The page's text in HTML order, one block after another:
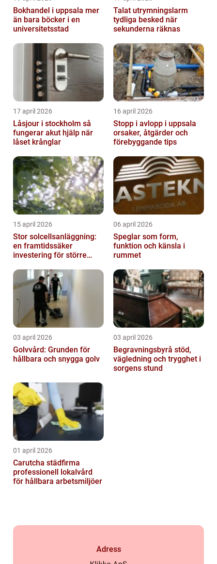
Bokhandel i uppsala mer
än bara böcker i en
universitetsstad
Talat utrymningslarm
tydliga besked när
sekunderna räknas
17 april 2026
Låsjour i stockholm så
fungerar akut hjälp när
låset krånglar
16 april 2026
Stopp i avlopp i uppsala
orsaker, åtgärder och
förebyggande tips
15 april 2026
Stor solcellsanläggning:
en framtidssäker
investering för större
06 april 2026
Speglar som form,
funktion och känsla i
rummet
03 april 2026
Golvvård: Grunden för
hållbara och snygga golv
03 april 2026
Begravningsbyrå stöd,
vägledning och trygghet i
sorgens stund
01 april 2026
Carutcha städfirma
professionell lokalvård
för hållbara arbetsmiljöer
Adress